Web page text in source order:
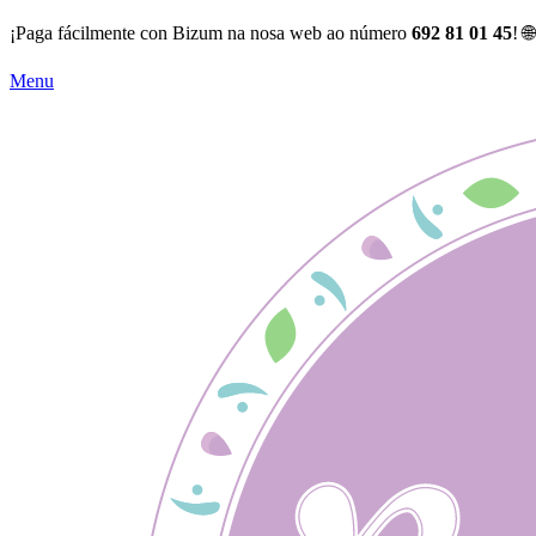
¡Paga fácilmente con Bizum na nosa web ao número 692 81 01 45!
Menu